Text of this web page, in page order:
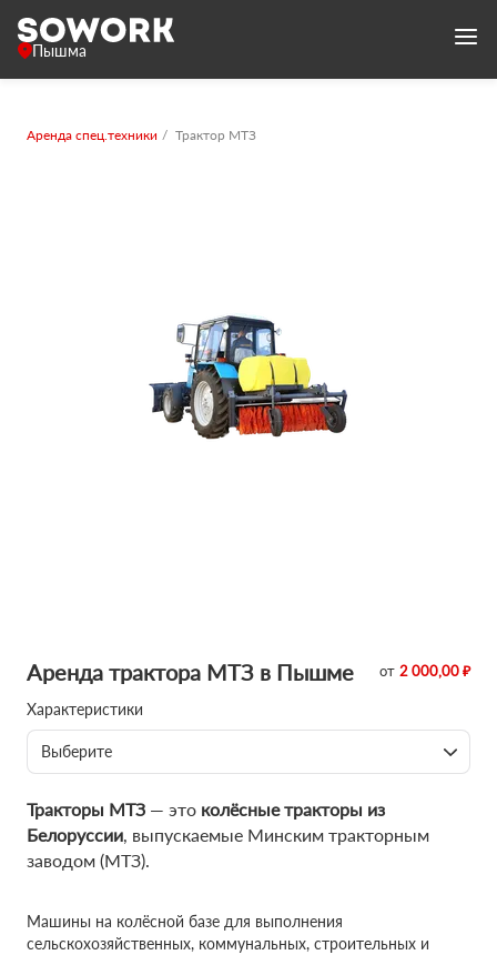
Пышма
Аренда спец.техники Трактор МТЗ
Аренда трактора МТЗ в Пышме от 2 000,00 ₽
Характеристики
Выберите
Тракторы МТЗ — это колёсные тракторы из
Белоруссии, выпускаемые Минским тракторным
заводом (МТЗ).
Машины на колёсной базе для выполнения
сельскохозяйственных, коммунальных, строительных и